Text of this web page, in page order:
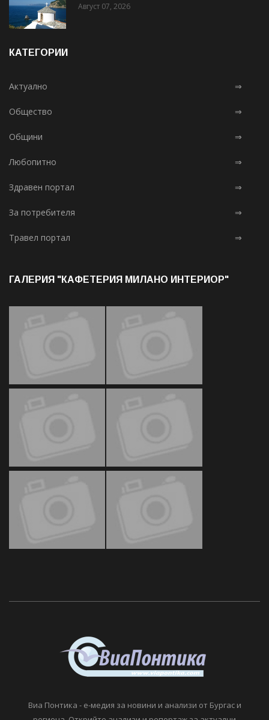
Август 07, 2026
КАТЕГОРИИ
Актуално ⇒
Общество ⇒
Общини ⇒
Любопитно ⇒
Здравен портал ⇒
За потребителя ⇒
Травел портал ⇒
ГАЛЕРИЯ "КАФЕТЕРИЯ МИЛАНО ИНТЕРИОР"
Виа Понтика - е-медия за новини и анализи от Бургас и